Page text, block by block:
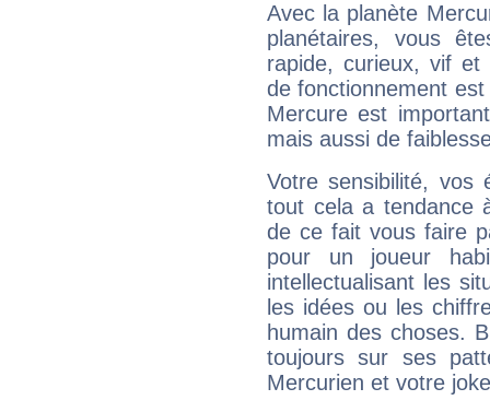
Avec la planète
planétaires, vous
rapide, curieux, vif et
de fonctionnement
Mercure est
mais aussi de
Votre sensibilité,
tout cela a tendance
de ce fait vous faire
pour un joueur
intellectualisant les
les idées ou les
humain des choses.
toujours sur ses
Mercurien et votre